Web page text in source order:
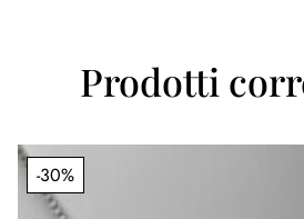
Prodotti
-30%